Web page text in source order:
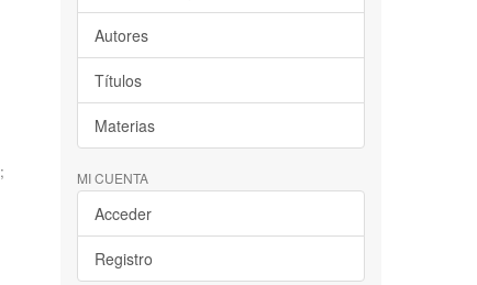
;
Autores
Títulos
Materias
MI CUENTA
Acceder
Registro